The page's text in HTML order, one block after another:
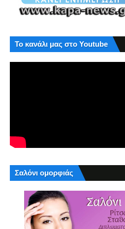
Το κανάλι μας στο Youtube
Σαλόνι ομορφιάς